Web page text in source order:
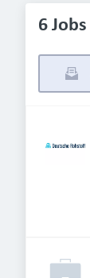
6 Jobs